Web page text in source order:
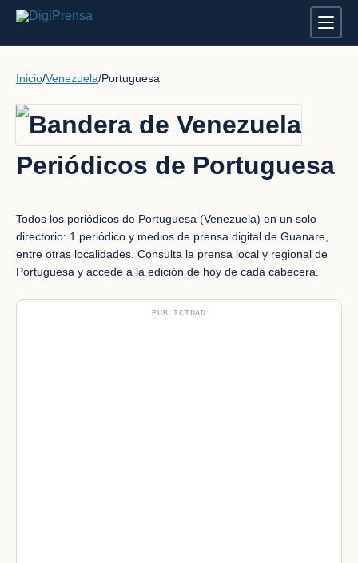
Inicio/Venezuela/Portuguesa
Periódicos de Portuguesa
Todos los periódicos de Portuguesa (Venezuela) en un solo
directorio: 1 periódico y medios de prensa digital de Guanare,
entre otras localidades. Consulta la prensa local y regional de
Portuguesa y accede a la edición de hoy de cada cabecera.
PUBLICIDAD